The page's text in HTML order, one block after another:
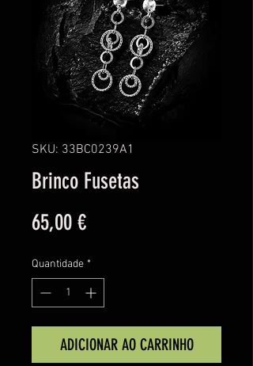
SKU: 33BC0239A1
Brinco Fusetas
65,00 €Preço
Quantidade *
ADICIONAR AO CARRINHO